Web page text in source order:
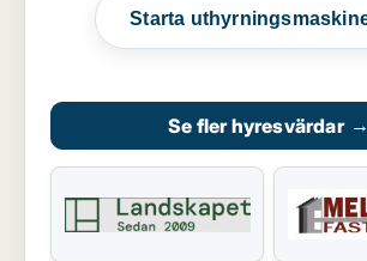
Starta
Se fler hyresvärdar →